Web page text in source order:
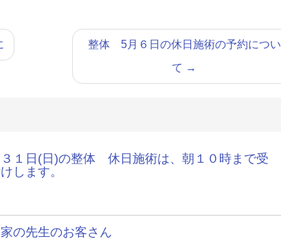
整体 5月６日の休日施術の予約につい
て →
３１日(日)の整体 休日施術は、朝１０時まで受
します。
の先生のお客さん